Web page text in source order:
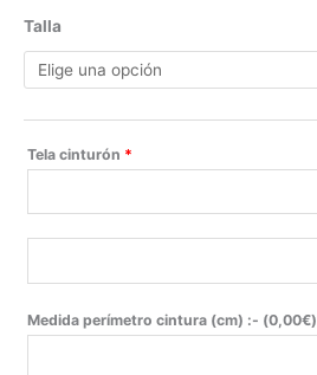
Talla
Tela cinturón *
Medida perímetro cintura (cm) :- (0,00€)